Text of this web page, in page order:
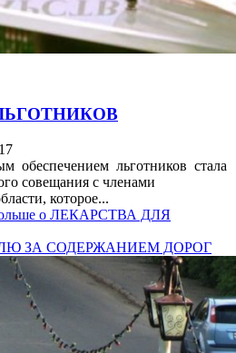
обеспечением льготников стала
совещания с членами
которое...
о ЛЕКАРСТВА ДЛЯ
ЗА СОДЕРЖАНИЕМ ДОРОГ